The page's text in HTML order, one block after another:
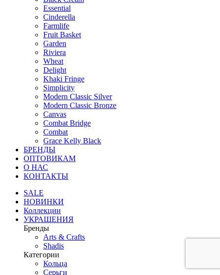
Essential
Cinderella
Farmlife
Fruit Basket
Garden
Riviera
Wheat
Delight
Khaki Fringe
Simplicity
Modern Classic Silver
Modern Classic Bronze
Canvas
Combat Bridge
Combat
Grace Kelly Black
БРЕНДЫ
ОПТОВИКАМ
О НАС
КОНТАКТЫ
SALE
НОВИНКИ
Коллекции
УКРАШЕНИЯ
Бренды
Аrts & Сrafts
Shadis
Категории
Кольца
Серьги